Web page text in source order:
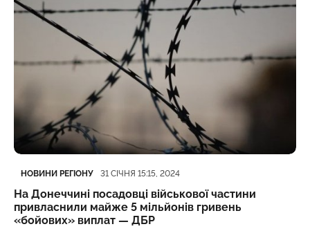
Категорія
НОВИНИ РЕГІОНУ
Дата публікації 31 СІЧНЯ 15:15, 2024
На Донеччині посадовці військової частини
привласнили майже 5 мільйонів гривень
«бойових» виплат — ДБР